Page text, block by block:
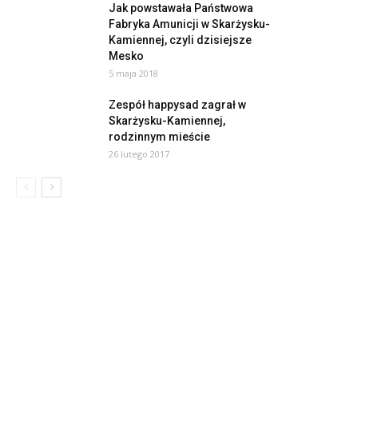
Jak powstawała Państwowa
Fabryka Amunicji w Skarżysku-
Kamiennej, czyli dzisiejsze
Mesko
5 maja 2018
Zespół happysad zagrał w
Skarżysku-Kamiennej,
rodzinnym mieście
26 lutego 2017